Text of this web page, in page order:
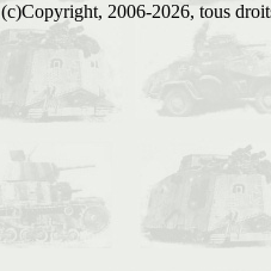
(c)Copyright, 2006-2026, tous